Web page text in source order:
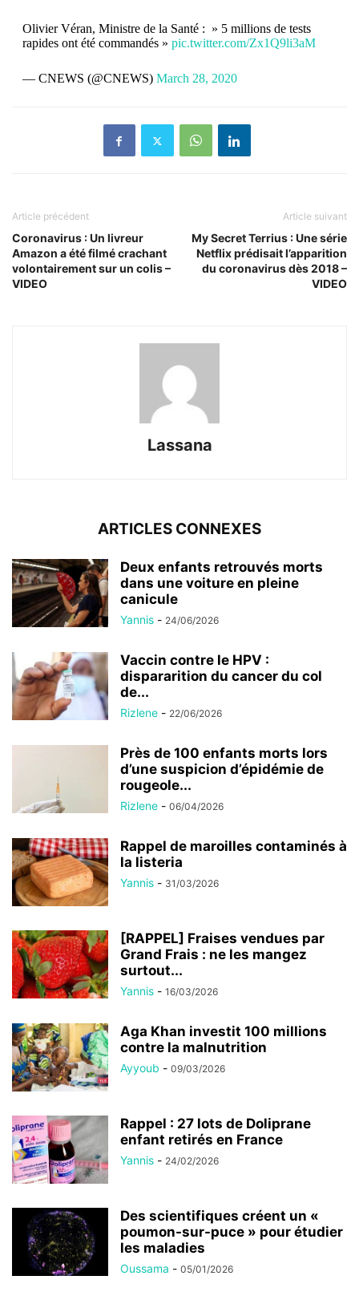
Olivier Véran, Ministre de la Santé : » 5 millions de tests
rapides ont été commandés » pic.twitter.com/Zx1Q9li3aM
— CNEWS (@CNEWS) March 28, 2020
Article précédent
Coronavirus : Un livreur
Amazon a été filmé crachant
volontairement sur un colis –
VIDEO
Article suivant
My Secret Terrius : Une série
Netflix prédisait l’apparition
du coronavirus dès 2018 –
VIDEO
Lassana
ARTICLES CONNEXES
Deux enfants retrouvés morts
dans une voiture en pleine
canicule
Yannis - 24/06/2026
Vaccin contre le HPV :
dispararition du cancer du col
de...
Rizlene - 22/06/2026
Près de 100 enfants morts lors
d’une suspicion d’épidémie de
rougeole...
Rizlene - 06/04/2026
Rappel de maroilles contaminés à
la listeria
Yannis - 31/03/2026
[RAPPEL] Fraises vendues par
Grand Frais : ne les mangez
surtout...
Yannis - 16/03/2026
Aga Khan investit 100 millions
contre la malnutrition
Ayyoub - 09/03/2026
Rappel : 27 lots de Doliprane
enfant retirés en France
Yannis - 24/02/2026
Des scientifiques créent un «
poumon-sur-puce » pour étudier
les maladies
Oussama - 05/01/2026